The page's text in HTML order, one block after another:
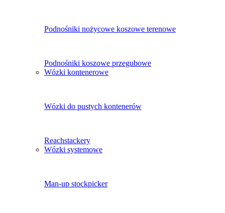
Podnośniki nożycowe koszowe terenowe
Podnośniki koszowe przegubowe
Wózki kontenerowe
Wózki do pustych kontenerów
Reachstackery
Wózki systemowe
Man-up stockpicker